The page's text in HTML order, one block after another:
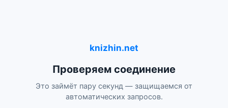
knizhin.net
Проверяем соединение
Это займёт пару секунд — защищаемся от
автоматических запросов.